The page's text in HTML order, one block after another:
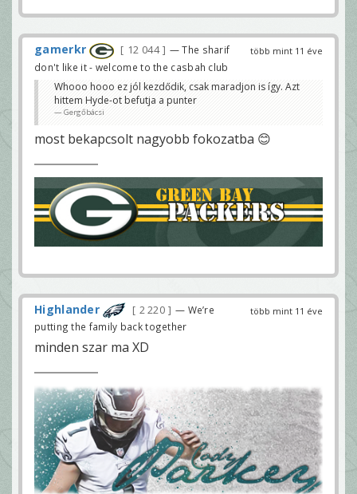
több mint 11 éve
gamerkr 12 044
— The sharif
don't like it - welcome to the casbah club
Whooo hooo ez jól kezdődik, csak maradjon is így. Azt
hittem Hyde-ot befutja a punter
Gergőbácsi
most bekapcsolt nagyobb fokozatba 😊
több mint 11 éve
Highlander 2 220
— We’re
putting the family back together
minden szar ma XD